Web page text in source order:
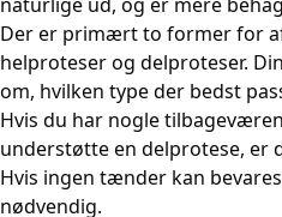
Der er primært to former for
helproteser og delproteser.
om, hvilken type der bedst
Hvis du har nogle
understøtte en delprotese, er
Hvis ingen tænder kan
nødvendig.